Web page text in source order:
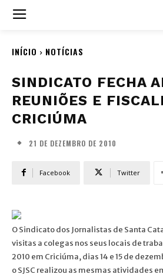
INÍCIO NOTÍCIAS
SINDICATO FECHA
REUNIÕES E
CRICIÚMA
21 DE DEZEMBRO DE 2010
Facebook Twitter
O Sindicato dos Jornalistas de Santa
visitas a colegas nos seus locais de
2010 em Criciúma, dias 14 e 15 de
o SJSC realizou as mesmas atividades